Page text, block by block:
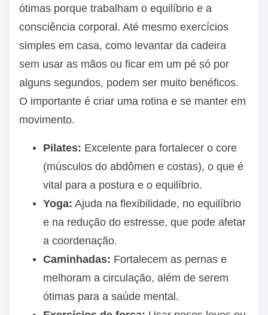
ótimas porque trabalham o equilíbrio e a
consciência corporal. Até mesmo exercícios
simples em casa, como levantar da cadeira
sem usar as mãos ou ficar em um pé só por
alguns segundos, podem ser muito benéficos.
O importante é criar uma rotina e se manter em
movimento.
Pilates: Excelente para fortalecer o core
(músculos do abdômen e costas), o que é
vital para a postura e o equilíbrio.
Yoga: Ajuda na flexibilidade, no equilíbrio
e na redução do estresse, que pode afetar
a coordenação.
Caminhadas: Fortalecem as pernas e
melhoram a circulação, além de serem
ótimas para a saúde mental.